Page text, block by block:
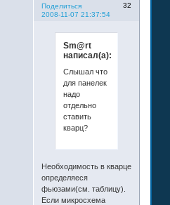
Поделиться
32
2008-11-07 21:37:54
Sm@rt
написал(а):
Слышал что
для панелек
надо
отдельно
ставить
кварц?
Необходимость в кварце
определяеся
фьюзами(см. таблицу).
Если микросхема